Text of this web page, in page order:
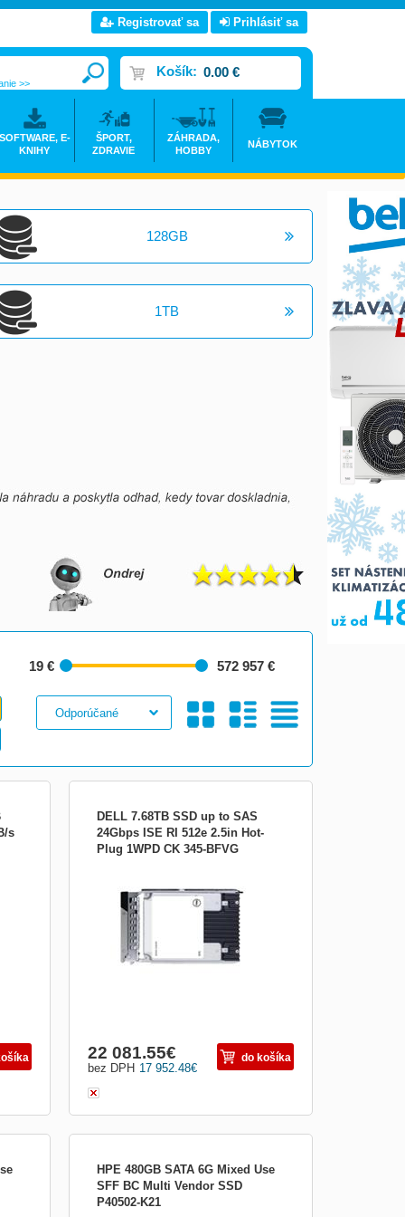
128GB
1TB
19 € 572 957 €
s
až
DELL 7.68TB SSD up to SAS
24Gbps ISE RI 512e 2.5in Hot-
Plug 1WPD CK 345-BFVG
PowerEdge R450 PowerEdge R550
PowerEdge R640 PowerEdge R650
PowerEdge R650xs PowerEdge R6515
PowerEdge R660 PowerEdge R6615
PowerEdge R6625 PowerEdge R740...
17 952.48€
bez DPH
22 081.55€ do košíka
HPE 480GB SATA 6G Mixed Use
SFF BC Multi Vendor SSD
P40502-K21
Registrovať sa Prihlásiť sa
Košík: 0.00 €
>>
SOFTWARE, E-
KNIHY
ŠPORT,
ZDRAVIE
ZÁHRADA,
HOBBY
NÁBYTOK